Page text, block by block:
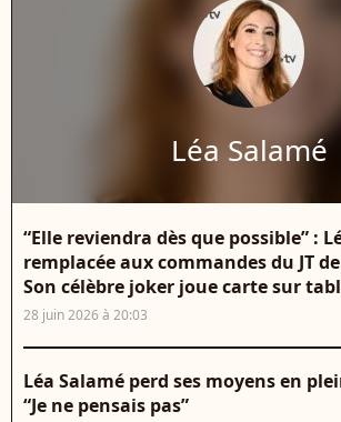
Léa Salamé
“Elle reviendra dès que possible” :
remplacée aux commandes du JT
Son célèbre joker joue carte sur
28 juin 2026 à 20:03
Léa Salamé perd ses moyens en
“Je ne pensais pas”